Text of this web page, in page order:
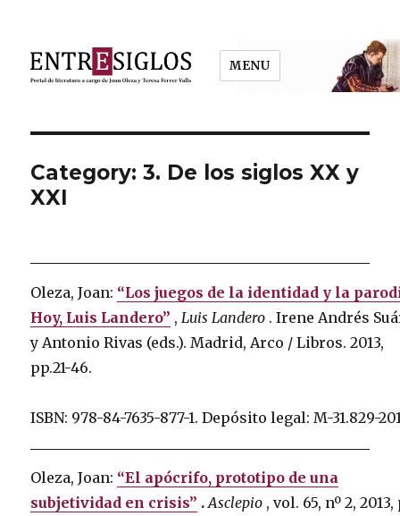
MENU
Category: 3. De los siglos XX y
XXI
Oleza, Joan: “Los juegos de la identidad y la
Hoy, Luis Landero” , Luis Landero .Irene Andrés
y Antonio Rivas (eds.). Madrid, Arco / Libros.2013,
pp.21-46.
ISBN: 978-84-7635-877-1.Depósito legal: M-31.829-
Oleza, Joan: “El apócrifo, prototipo de una
subjetividad en crisis” .Asclepio , vol. 65, nº 2,